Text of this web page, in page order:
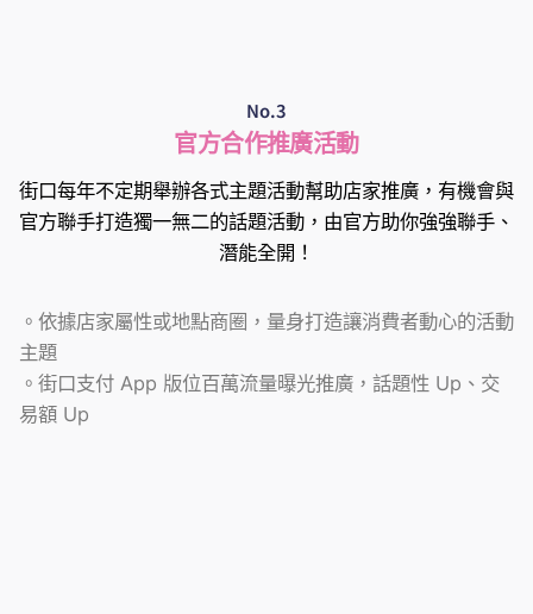
No.3
官方合作推廣活動
街口每年不定期舉辦各式主題活動幫助店家推廣，有機會與
官方聯手打造獨一無二的話題活動，由官方助你強強聯手、
潛能全開！
。依據店家屬性或地點商圈，量身打造讓消費者動心的活動
主題
。街口支付 App 版位百萬流量曝光推廣，話題性 Up、交
易額 Up